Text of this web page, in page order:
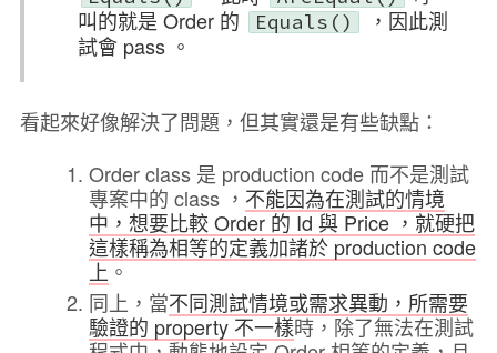
叫的就是 Order 的
Equals()
，因此測
試會 pass 。
看起來好像解決了問題，但其實還是有些缺點：
Order class 是 production code 而不是測試
專案中的 class ， 不能因為在測試的情境
中，想要比較 Order 的 Id 與 Price ，就硬把
這樣稱為相等的定義加諸於 production code
上。
同上，當不同測試情境或需求異動，所需要
驗證的 property 不一樣時，除了無法在測試